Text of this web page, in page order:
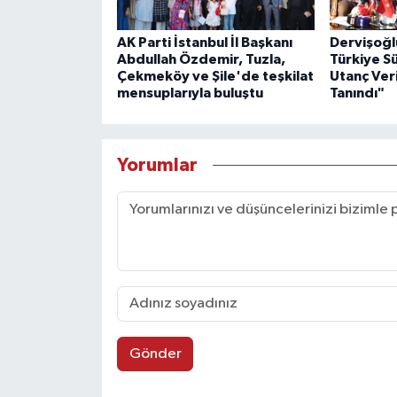
AK Parti İstanbul İl Başkanı
Abdullah Özdemir, Tuzla,
Çekmeköy ve Şile'de teşkilat
mensuplarıyla buluştu
Türkiye
Utanç
Tanındı"
Yorumlar
Gönder